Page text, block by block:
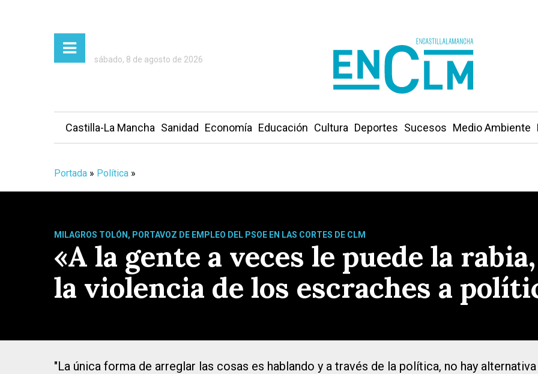
sábado, 8 de agosto de 2026
Castilla-La Mancha Sanidad Economía Educación Cultura Deportes Sucesos Medio Ambiente
Portada » Política »
MILAGROS TOLÓN, PORTAVOZ DE EMPLEO DEL PSOE EN LAS CORTES DE CLM
«A la gente a veces le puede la
la violencia de los escraches a
"La única forma de arreglar las cosas es hablando y a través de la política, no hay